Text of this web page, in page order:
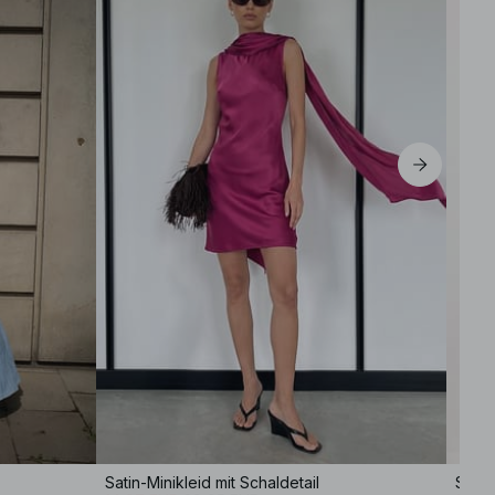
Satin-Minikleid mit Schaldetail